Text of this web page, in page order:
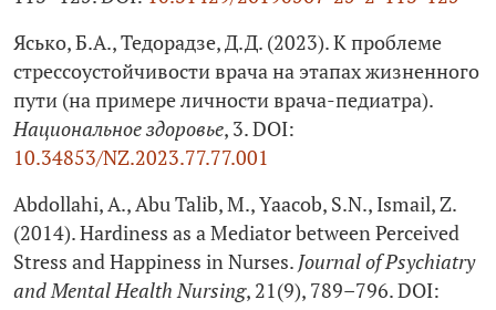
Ясько, Б.А., Тедорадзе, Д.Д. (2023). К проблеме
стрессоустойчивости врача на этапах жизненного
пути (на примере личности врача-педиатра).
Национальное здоровье, 3. DOI:
10.34853/NZ.2023.77.77.001
Abdollahi, A., Abu Talib, M., Yaacob, S.N., Ismail, Z.
(2014). Hardiness as a Mediator between Perceived
Stress and Happiness in Nurses. Journal of Psychiatry
and Mental Health Nursing, 21(9), 789–796. DOI: